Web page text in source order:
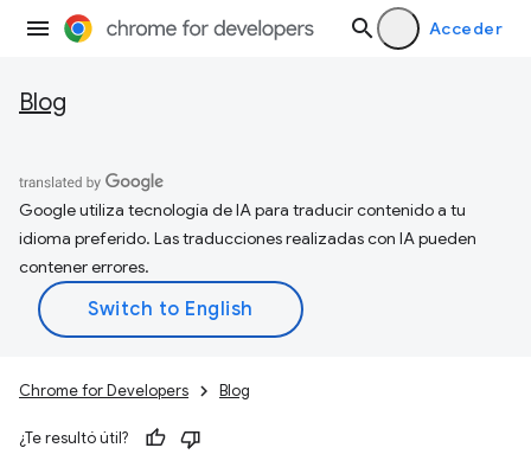
Acceder
Blog
Google utiliza tecnología de IA para traducir contenido a tu
idioma preferido. Las traducciones realizadas con IA pueden
contener errores.
Chrome for Developers Blog
¿Te resultó útil?